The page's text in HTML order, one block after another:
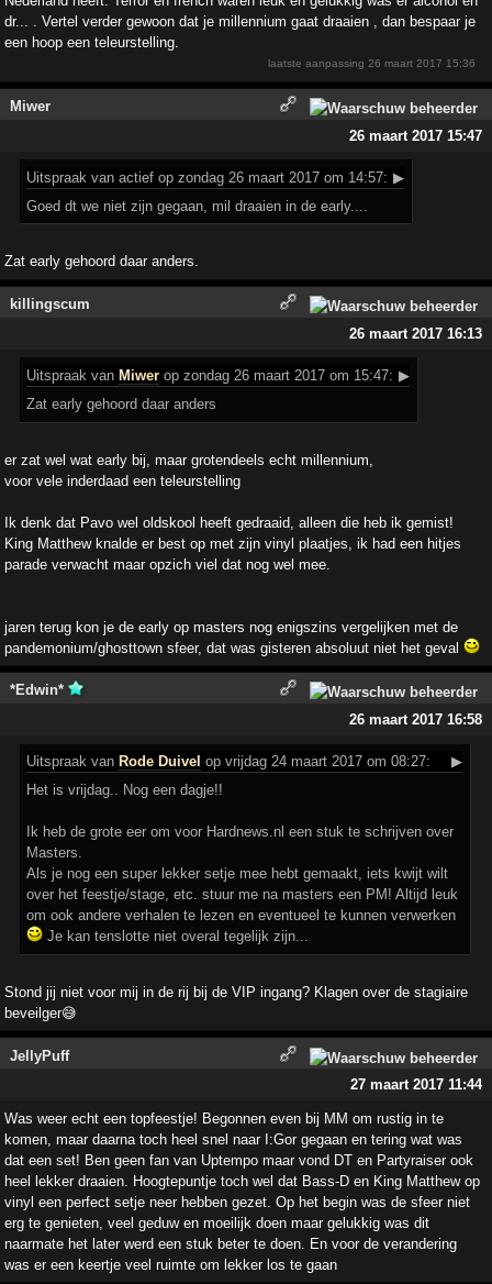
dr... . Vertel verder gewoon dat je millennium gaat draaien , dan bespaar je
een hoop een teleurstelling.
laatste aanpassing26 maart 2017 15:36
Miwer
26 maart 2017 15:47
Uitspraak van actief op zondag 26 maart 2017 om 14:57: ▶
Goed dt we niet zijn gegaan, mil draaien in de early....
Zat early gehoord daar anders.
killingscum
26 maart 2017 16:13
Uitspraak van Miwer op zondag 26 maart 2017 om 15:47: ▶
Zat early gehoord daar anders
er zat wel wat early bij, maar grotendeels echt millennium,
voor vele inderdaad een teleurstelling
Ik denk dat Pavo wel oldskool heeft gedraaid, alleen die heb ik gemist!
King Matthew knalde er best op met zijn vinyl plaatjes, ik had een hitjes
parade verwacht maar opzich viel dat nog wel mee.
jaren terug kon je de early op masters nog enigszins vergelijken met de
pandemonium/ghosttown sfeer, dat was gisteren absoluut niet het geval
*Edwin*
26 maart 2017 16:58
Uitspraak van Rode Duivel op vrijdag 24 maart 2017 om 08:27:
▶
Het is vrijdag.. Nog een dagje!!
Ik heb de grote eer om voor Hardnews.nl een stuk te schrijven over
Masters.
Als je nog een super lekker setje mee hebt gemaakt, iets kwijt wilt
over het feestje/stage, etc. stuur me na masters een PM! Altijd leuk
om ook andere verhalen te lezen en eventueel te kunnen verwerken
Je kan tenslotte niet overal tegelijk zijn...
Stond jij niet voor mij in de rij bij de VIP ingang? Klagen over de stagiaire
beveilger😅
JellyPuff
27 maart 2017 11:44
Was weer echt een topfeestje! Begonnen even bij MM om rustig in te
komen, maar daarna toch heel snel naar I:Gor gegaan en tering wat was
dat een set! Ben geen fan van Uptempo maar vond DT en Partyraiser ook
heel lekker draaien. Hoogtepuntje toch wel dat Bass-D en King Matthew op
vinyl een perfect setje neer hebben gezet. Op het begin was de sfeer niet
erg te genieten, veel geduw en moeilijk doen maar gelukkig was dit
naarmate het later werd een stuk beter te doen. En voor de verandering
was er een keertje veel ruimte om lekker los te gaan